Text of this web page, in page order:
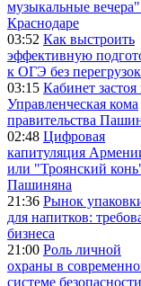
музыкальные
Краснодаре
03:52 Как выстроить
эффективную
к ОГЭ без перегрузок
03:15 Кабинет застоя
Управленческая кома
правительства
02:48 Цифровая
капитуляция
или "Троянский
Пашиняна
21:36 Рынок
для напитков:
бизнеса
21:00 Роль личной
охраны в
системе безопасности